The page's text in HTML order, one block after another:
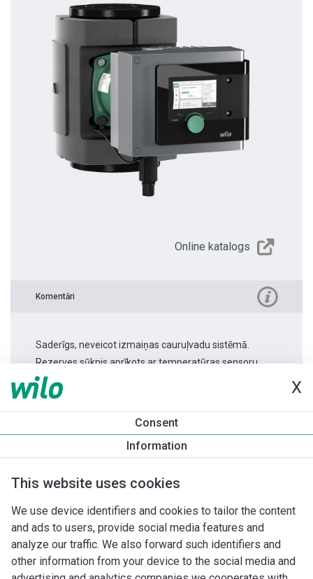
X
Consent
Information
This website uses cookies
We use device identifiers and cookies to tailor the content
and ads to users, provide social media features and
analyze our traffic. We also forward such identifiers and
other information from your device to the social media and
Online katalogs
Komentāri
Saderīgs, neveicot izmaiņas cauruļvadu sistēmā.
Rezerves sūknis aprīkots ar temperatūras sensoru.
Produkta informācija